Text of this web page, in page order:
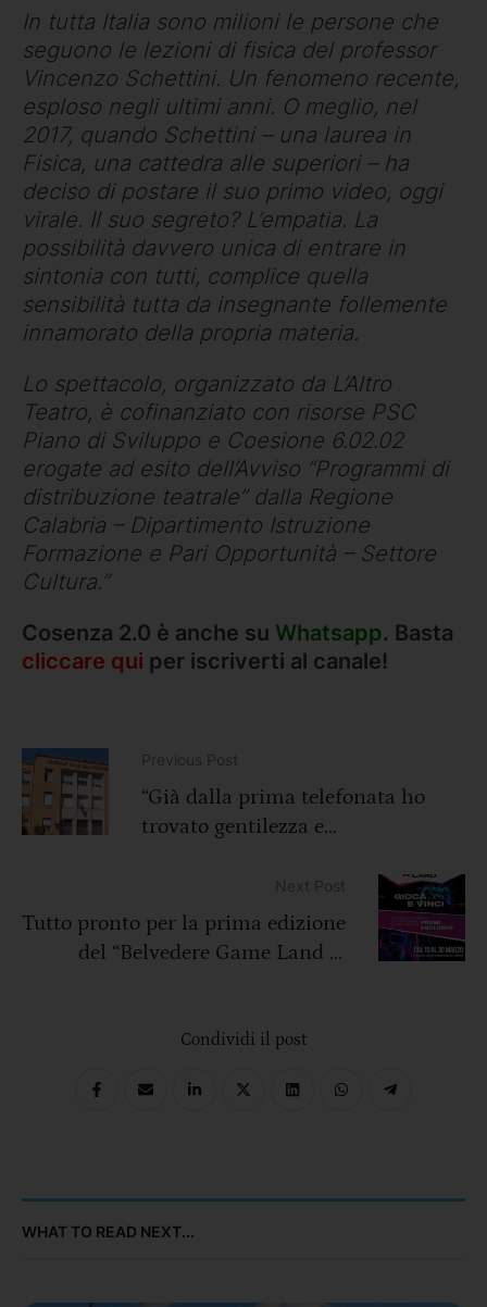
In tutta Italia sono milioni le persone che
seguono le lezioni di fisica del professor
Vincenzo Schettini. Un fenomeno recente,
esploso negli ultimi anni. O meglio, nel
2017, quando Schettini – una laurea in
Fisica, una cattedra alle superiori – ha
deciso di postare il suo primo video, oggi
virale. Il suo segreto? L’empatia. La
possibilità davvero unica di entrare in
sintonia con tutti, complice quella
sensibilità tutta da insegnante follemente
innamorato della propria materia.
Lo spettacolo, organizzato da L’Altro
Teatro, è cofinanziato con risorse PSC
Piano di Sviluppo e Coesione 6.02.02
erogate ad esito dell’Avviso “Programmi di
distribuzione teatrale” dalla Regione
Calabria – Dipartimento Istruzione
Formazione e Pari Opportunità – Settore
Cultura.”
Cosenza 2.0 è anche su Whatsapp. Basta
cliccare qui per iscriverti al canale!
“Già dalla prima telefonata ho
trovato gentilezza e
Cosenza.”
Tutto pronto per la prima edizione
del “Belvedere Game Land &
Condividi il post
WHAT TO READ NEXT...